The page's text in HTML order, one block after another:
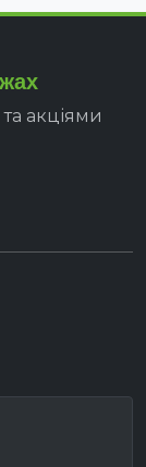
акціями